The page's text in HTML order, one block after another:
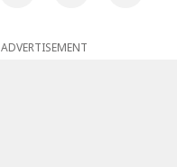
ADVERTISEMENT